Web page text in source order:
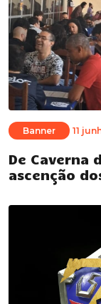
Banner 11
De Caverna
ascenção